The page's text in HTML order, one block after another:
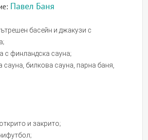
Павел Баня
басейн и джакузи с
с финландска сауна;
сауна, билкова сауна, парна баня,
и закрито;